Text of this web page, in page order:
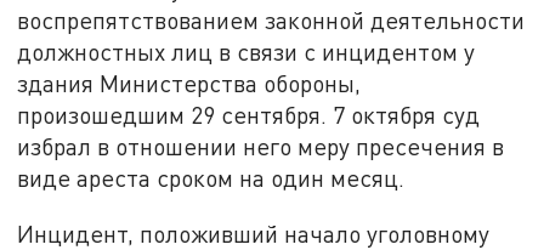
воспрепятствованием законной деятельности
должностных лиц в связи с инцидентом у
здания Министерства обороны,
произошедшим 29 сентября. 7 октября суд
избрал в отношении него меру пресечения в
виде ареста сроком на один месяц.
Инцидент, положивший начало уголовному